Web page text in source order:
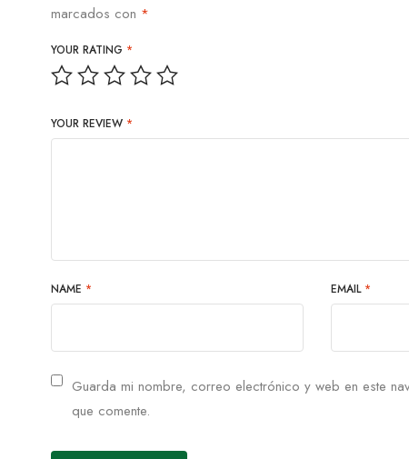
marcados con *
YOUR RATING *
YOUR REVIEW *
NAME * EMAIL *
Guarda mi nombre, correo electrónico y web en este
que comente.